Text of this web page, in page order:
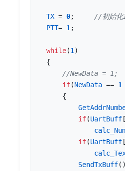
TX = 0;
PTT= 1;
while(1)
{
if(NewData == 1
{
if(UartBuff [
if(UartBuff [
SendTxBuff